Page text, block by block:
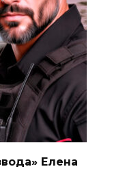
Елена